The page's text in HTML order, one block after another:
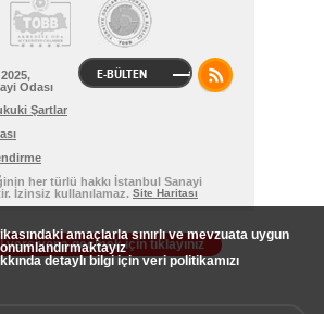
E-BÜLTEN
Odası
Şartlar
her türlü hakkı İstanbul Sanayi
İzinsiz kullanılamaz. Site Haritası
versiyona geçmek için tıklayınız
amaçlarla sınırlı ve mevzuata uygun
detaylı bilgi için veri politikamızı